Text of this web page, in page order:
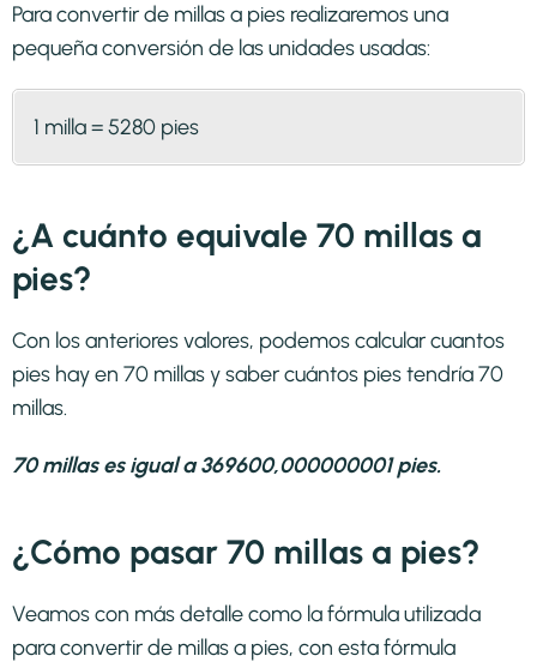
Para convertir de millas a pies realizaremos una
pequeña conversión de las unidades usadas:
1 milla = 5280 pies
¿A cuánto equivale 70 millas a
pies?
Con los anteriores valores, podemos calcular cuantos
pies hay en 70 millas y saber cuántos pies tendría 70
millas.
70 millas es igual a 369600,000000001 pies.
¿Cómo pasar 70 millas a pies?
Veamos con más detalle como la fórmula utilizada
para convertir de millas a pies, con esta fórmula